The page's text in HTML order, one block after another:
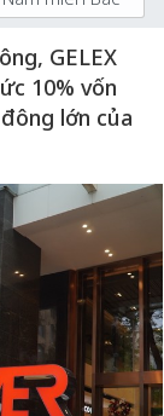
GELEX
10% vốn
lớn của